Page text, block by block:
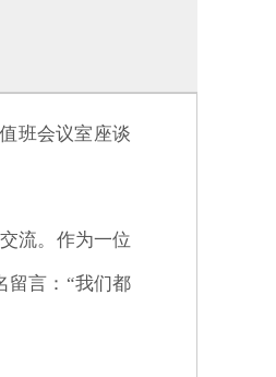
班会议室座谈
流。作为一位
留言：“我们都